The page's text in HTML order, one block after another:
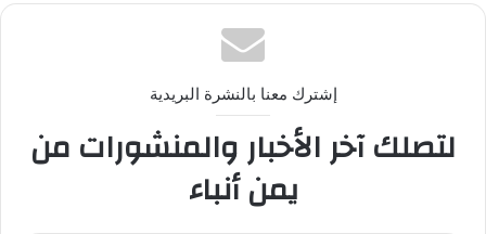
إشترك معنا بالنشرة البريدية
لتصلك آخر الأخبار والمنشورات من
يمن أنباء